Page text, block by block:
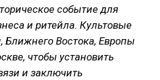
событие для
и ритейла. Культовые
Ближнего Востока, Европы
чтобы установить
и заключить